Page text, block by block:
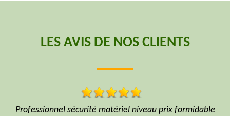
LES AVIS DE NOS CLIENTS
Avec assurance AXA